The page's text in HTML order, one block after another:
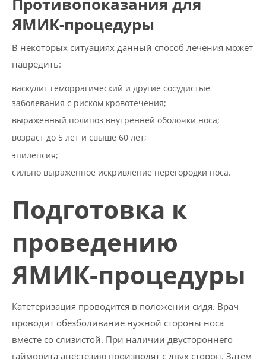
Противопоказания для
ЯМИК-процедуры
В некоторых ситуациях данный способ лечения может
навредить:
васкулит геморрагический и другие сосудистые
заболевания с риском кровотечения;
выраженный полипоз внутренней оболочки носа;
возраст до 5 лет и свыше 60 лет;
эпилепсия;
сильно выраженное искривление перегородки носа.
Подготовка к
проведению
ЯМИК-процедуры
Катетеризация проводится в положении сидя. Врач
проводит обезболивание нужной стороны носа
вместе со слизистой. При наличии двустороннего
гайморита анестезию производят с двух сторон. Затем